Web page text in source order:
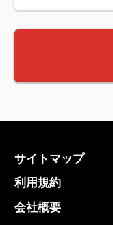
サイトマップ
利用規約
会社概要